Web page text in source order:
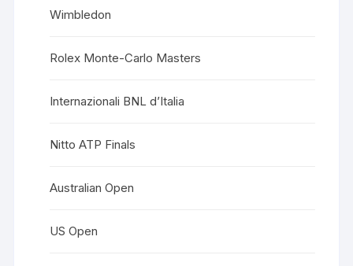
Wimbledon
Rolex Monte-Carlo Masters
Internazionali BNL d’Italia
Nitto ATP Finals
Australian Open
US Open